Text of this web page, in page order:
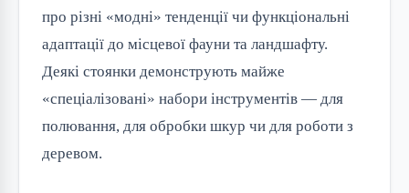
про різні «модні» тенденції чи функціональні
адаптації до місцевої фауни та ландшафту.
Деякі стоянки демонструють майже
«спеціалізовані» набори інструментів — для
полювання, для обробки шкур чи для роботи з
деревом.